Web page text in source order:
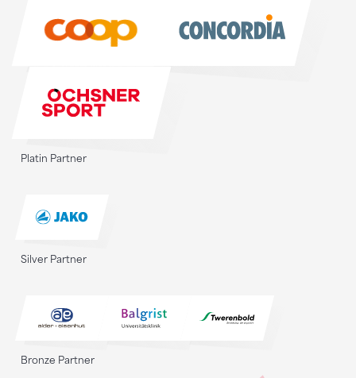
Platin Partner
Silver Partner
Bronze Partner